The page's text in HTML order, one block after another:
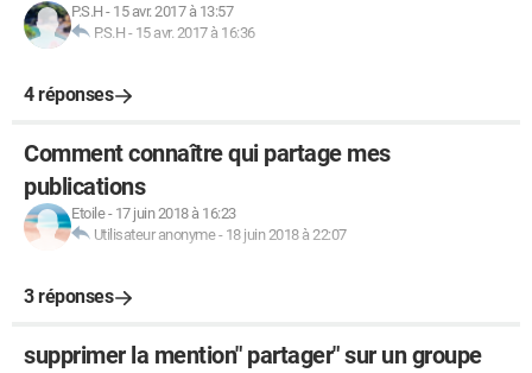
P.S.H - 15 avr. 2017 à 13:57
P.S.H - 15 avr. 2017 à 16:36
4 réponses
Comment connaître qui partage mes
publications
Etoile- 17 juin 2018 à 16:23
Utilisateur anonyme- 18 juin 2018 à 22:07
3 réponses
supprimer la mention" partager" sur un groupe